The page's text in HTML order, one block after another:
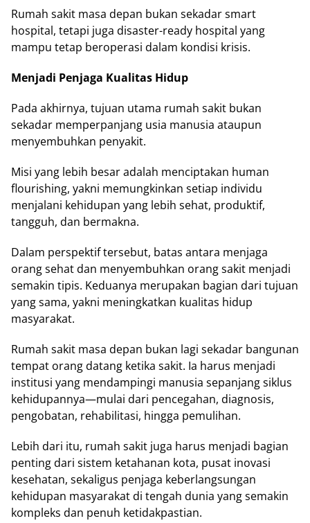
Rumah sakit masa depan bukan sekadar smart
hospital, tetapi juga disaster-ready hospital yang
mampu tetap beroperasi dalam kondisi krisis.
Menjadi Penjaga Kualitas Hidup
Pada akhirnya, tujuan utama rumah sakit bukan
sekadar memperpanjang usia manusia ataupun
menyembuhkan penyakit.
Misi yang lebih besar adalah menciptakan human
flourishing, yakni memungkinkan setiap individu
menjalani kehidupan yang lebih sehat, produktif,
tangguh, dan bermakna.
Dalam perspektif tersebut, batas antara menjaga
orang sehat dan menyembuhkan orang sakit menjadi
semakin tipis. Keduanya merupakan bagian dari tujuan
yang sama, yakni meningkatkan kualitas hidup
masyarakat.
Rumah sakit masa depan bukan lagi sekadar bangunan
tempat orang datang ketika sakit. Ia harus menjadi
institusi yang mendampingi manusia sepanjang siklus
kehidupannya—mulai dari pencegahan, diagnosis,
pengobatan, rehabilitasi, hingga pemulihan.
Lebih dari itu, rumah sakit juga harus menjadi bagian
penting dari sistem ketahanan kota, pusat inovasi
kesehatan, sekaligus penjaga keberlangsungan
kehidupan masyarakat di tengah dunia yang semakin
kompleks dan penuh ketidakpastian.